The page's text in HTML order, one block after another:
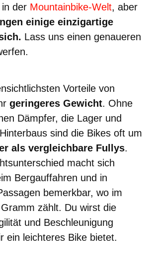
der Mountainbike-Welt, aber
einige einzigartige
Lass uns einen genaueren
Vorteile von
geringeres Gewicht. Ohne
Dämpfer, die Lager und
sind die Bikes oft um
als vergleichbare Fullys.
macht sich
Bergauffahren und in
bemerkbar, wo im
zählt. Du wirst die
und Beschleunigung
ein leichteres Bike bietet.